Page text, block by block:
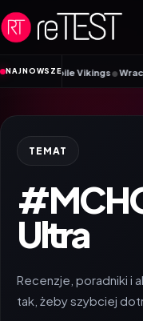
Przejdź do treści
NAJNOWSZE
Vikings•Wracamy do
TEMAT
Ultra
Recenzje, poradniki i
tak, żeby szybciej